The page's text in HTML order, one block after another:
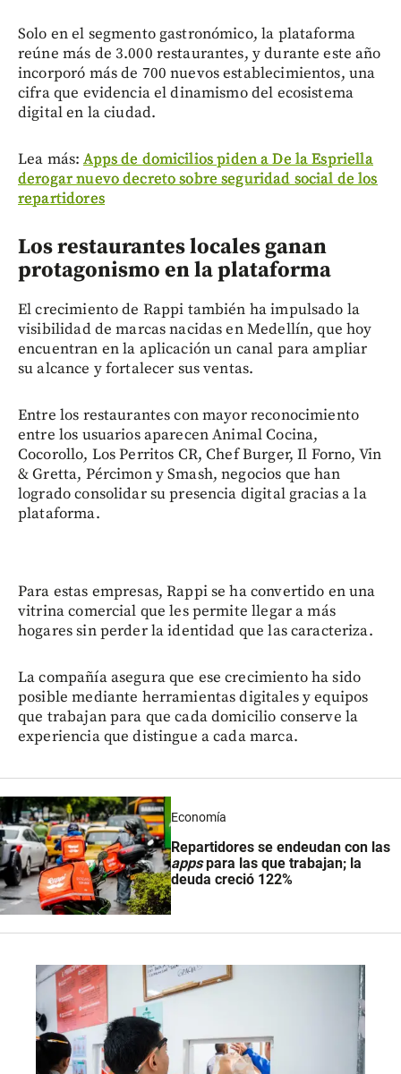
Solo en el segmento gastronómico, la plataforma
reúne más de 3.000 restaurantes, y durante este año
incorporó más de 700 nuevos establecimientos, una
cifra que evidencia el dinamismo del ecosistema
digital en la ciudad.
Lea más:Apps de domicilios piden a De la Espriella
derogar nuevo decreto sobre seguridad social de los
repartidores
Los restaurantes locales ganan
protagonismo en la plataforma
El crecimiento de Rappi también ha impulsado la
visibilidad de marcas nacidas en Medellín, que hoy
encuentran en la aplicación un canal para ampliar
su alcance y fortalecer sus ventas.
Entre los restaurantes con mayor reconocimiento
entre los usuarios aparecen Animal Cocina,
Cocorollo, Los Perritos CR, Chef Burger, Il Forno, Vin
& Gretta, Pércimon y Smash, negocios que han
logrado consolidar su presencia digital gracias a la
plataforma.
Para estas empresas, Rappi se ha convertido en una
vitrina comercial que les permite llegar a más
hogares sin perder la identidad que las caracteriza.
La compañía asegura que ese crecimiento ha sido
posible mediante herramientas digitales y equipos
que trabajan para que cada domicilio conserve la
experiencia que distingue a cada marca.
Economía
Repartidores se endeudan con las
appspara las que trabajan; la
deuda creció 122%